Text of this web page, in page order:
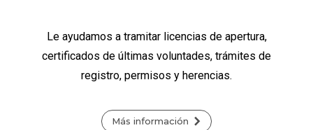
Le ayudamos a tramitar licencias de apertura,
certificados de últimas voluntades, trámites de
registro, permisos y herencias.
Más información